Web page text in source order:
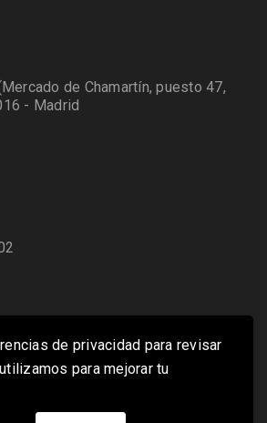
de privacidad para revisar
para mejorar tu
de Chamartín, puesto 47,
- Madrid
Gómez. Todos los derechos